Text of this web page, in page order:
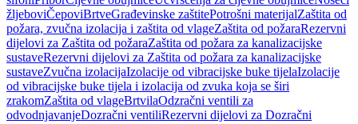
žljeboviČepoviBrtveGrađevinske zaštitePotrošni materijalZaštita od
požara, zvučna izolacija i zaštita od vlageZaštita od požaraRezervni
dijelovi za Zaštita od požaraZaštita od požara za kanalizacijske
sustaveRezervni dijelovi za Zaštita od požara za kanalizacijske
sustaveZvučna izolacijaIzolacije od vibracijske buke tijelaIzolacije
od vibracijske buke tijela i izolacija od zvuka koja se širi
zrakomZaštita od vlageBrtvilaOdzračni ventili za
odvodnjavanjeDozračni ventiliRezervni dijelovi za Dozračni